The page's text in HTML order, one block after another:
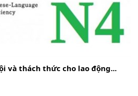
và thách thức cho lao động...